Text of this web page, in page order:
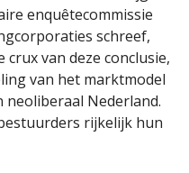
enquêtecommissie
schreef,
van deze conclusie,
van het marktmodel
neoliberaal Nederland.
rijkelijk hun